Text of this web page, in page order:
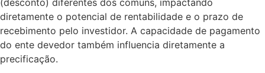
(desconto) diferentes dos comuns, impactando
diretamente o potencial de rentabilidade e o prazo de
recebimento pelo investidor. A capacidade de pagamento
do ente devedor também influencia diretamente a
precificação.